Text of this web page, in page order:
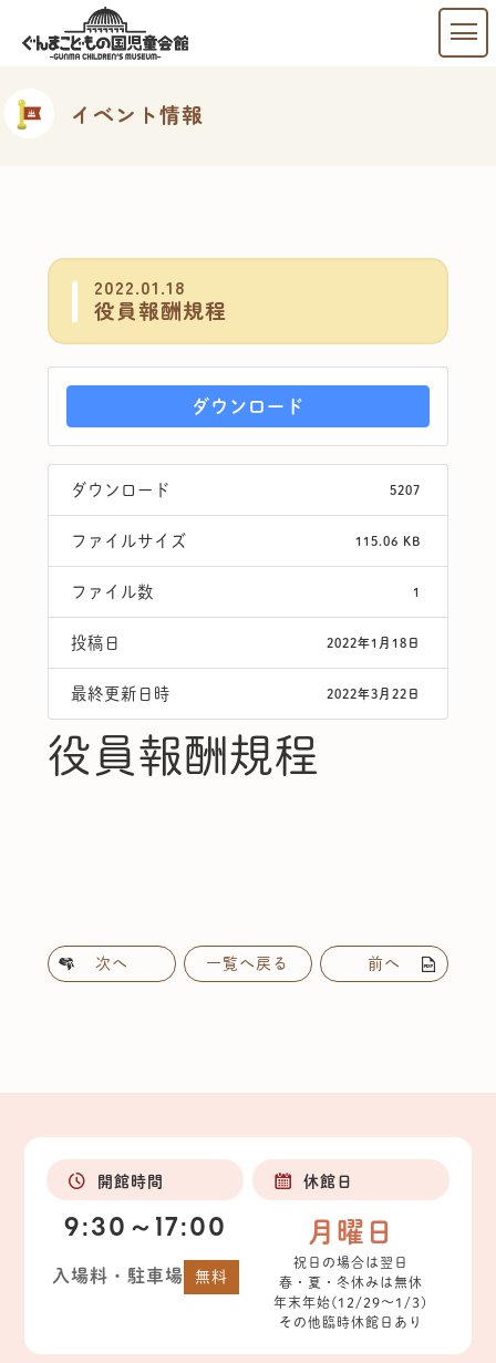
イベント情報
2022.01.18
役員報酬規程
ダウンロード
ダウンロード 5207
ファイルサイズ 115.06 KB
ファイル数 1
投稿日 2022年1月18日
最終更新日時 2022年3月22日
役員報酬規程
次へ 一覧へ戻る 前へ
開館時間
9:30～17:00
入場料・駐車場 無料
休館日
月曜日
祝日の場合は翌日
春・夏・冬休みは無休
年末年始(12/29～1/3)
その他臨時休館日あり